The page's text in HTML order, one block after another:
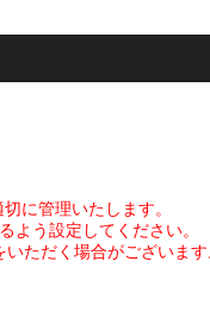
に管理いたします。
う設定してください。
ただく場合がございま